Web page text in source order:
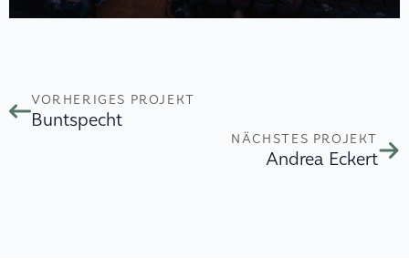
VORHERIGES PROJEKT
Buntspecht
NÄCHSTES PROJEKT
Andrea Eckert